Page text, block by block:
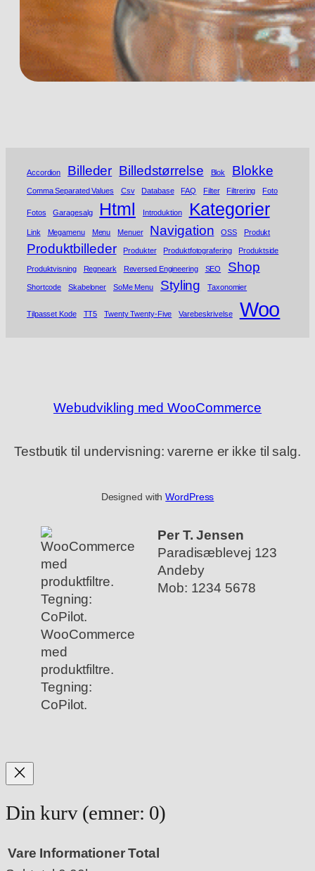
Accordion Billeder Billedstørrelse Blok Blokke
Comma Separated Values Csv Database FAQ Filter Filtrering Foto
Fotos Garagesalg Html Introduktion Kategorier
Link Megamenu Menu Menuer Navigation OSS Produkt
Produktbilleder Produkter Produktfotografering Produktside
Produktvisning Regneark Reversed Engineering SEO Shop
Shortcode Skabeloner SoMe Menu Styling Taxonomier
Tilpasset Kode TT5 Twenty Twenty-Five Varebeskrivelse Woo
Webudvikling med WooCommerce
Testbutik til undervisning: varerne er ikke til salg.
Designed withWordPress
WooCommerce
med
produktfiltre.
Tegning:
CoPilot.
Per T. Jensen
Paradisæblevej 123
Andeby
Mob: 1234 5678
Din kurv (emner: 0)
Vare Informationer Total